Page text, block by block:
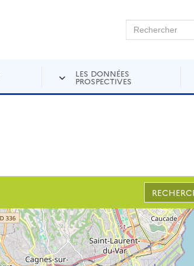
Rechercher sur
LES DONNÉES
PROSPECTIVES